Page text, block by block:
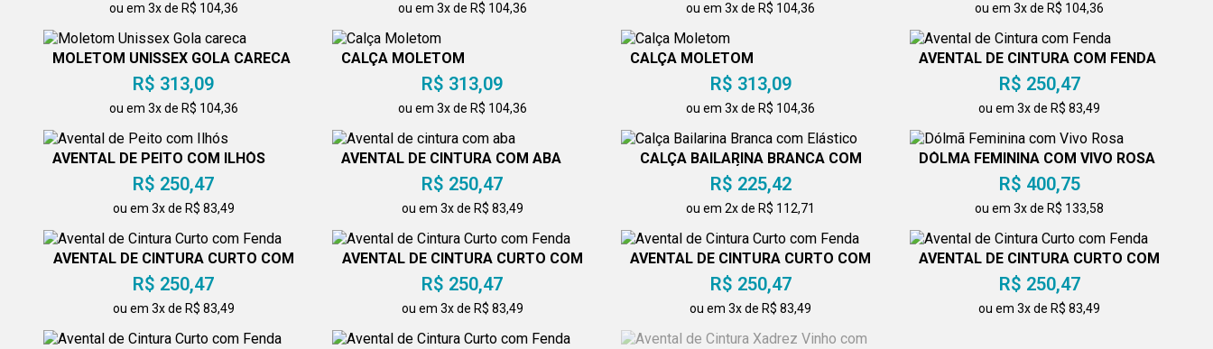
ou em 3x de R$ 104,36 ou em 3x de R$ 104,36 ou em 3x de R$ 104,36 ou em 3x de R$ 104,36
MOLETOM UNISSEX GOLA CARECA
R$ 313,09
ou em 3x de R$ 104,36
CALÇA MOLETOM
R$ 313,09
ou em 3x de R$ 104,36
CALÇA MOLETOM
R$ 313,09
ou em 3x de R$ 104,36
AVENTAL DE CINTURA COM FENDA
R$ 250,47
ou em 3x de R$ 83,49
AVENTAL DE PEITO COM ILHÓS
R$ 250,47
ou em 3x de R$ 83,49
AVENTAL DE CINTURA COM ABA
R$ 250,47
ou em 3x de R$ 83,49
CALÇA BAILARINA BRANCA COM
ELÁSTICO
R$ 225,42
ou em 2x de R$ 112,71
DÓLMÃ FEMININA COM VIVO ROSA
R$ 400,75
ou em 3x de R$ 133,58
AVENTAL DE CINTURA CURTO COM
FENDA
R$ 250,47
ou em 3x de R$ 83,49
AVENTAL DE CINTURA CURTO COM
FENDA
R$ 250,47
ou em 3x de R$ 83,49
AVENTAL DE CINTURA CURTO COM
FENDA
R$ 250,47
ou em 3x de R$ 83,49
AVENTAL DE CINTURA CURTO COM
FENDA
R$ 250,47
ou em 3x de R$ 83,49